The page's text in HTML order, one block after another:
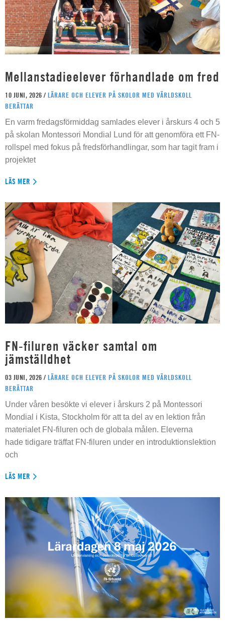
Mellanstadieelever förhandlade om fred
10 JUNI, 2026 / LÄRARE OCH ELEVER PÅ SKOLOR MED VÄRLDSKOLL
BERÄTTAR
En varm fredagsförmiddag samlades elever i årskurs 4 och 5
på skolan Montessori Mondial Lund för att genomföra ett FN-
rollspel med fokus på fredsförhandlingar, som har tagit fram i
projektet
LÄS MER
FN-filuren väcker samtal om
jämställdhet
03 JUNI, 2026 / LÄRARE OCH ELEVER PÅ SKOLOR MED VÄRLDSKOLL
BERÄTTAR
Under våren besökte vi elever i årskurs 2 på Montessori
Mondial i Kista, Stockholm för att ta del av en lektion från
materialet FN-filuren och de globala målen. Eleverna
hade tidigare träffat FN-filuren under en introduktionslektion
och
LÄS MER